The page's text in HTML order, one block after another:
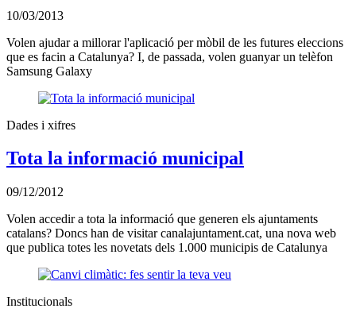
10/03/2013
Volen ajudar a millorar l'aplicació per mòbil de les futures eleccions
que es facin a Catalunya? I, de passada, volen guanyar un telèfon
Samsung Galaxy
Dades i xifres
Tota la informació municipal
09/12/2012
Volen accedir a tota la informació que generen els ajuntaments
catalans? Doncs han de visitar canalajuntament.cat, una nova web
que publica totes les novetats dels 1.000 municipis de Catalunya
Institucionals